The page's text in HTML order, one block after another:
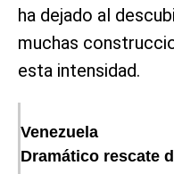
ha dejado al
muchas
esta intensidad.
Venezuela
Dramático rescate